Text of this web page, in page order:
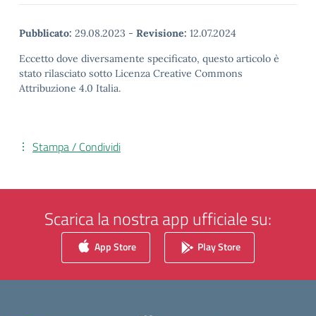
Pubblicato: 29.08.2023 - Revisione: 12.07.2024
Eccetto dove diversamente specificato, questo articolo è
stato rilasciato sotto Licenza Creative Commons
Attribuzione 4.0 Italia.
Stampa / Condividi
Scarica la nostra app ufficiale su:
App Store Play Store